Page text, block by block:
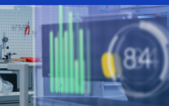
ons